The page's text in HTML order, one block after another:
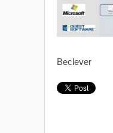
Beclever